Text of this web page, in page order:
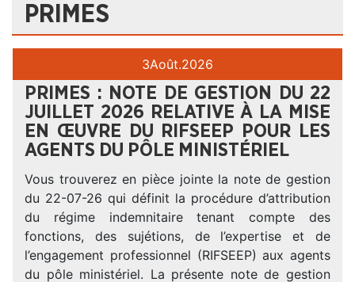
PRIMES
3Août.2026
PRIMES : NOTE DE GESTION DU 22
JUILLET 2026 RELATIVE À LA MISE
EN ŒUVRE DU RIFSEEP POUR LES
AGENTS DU PÔLE MINISTÉRIEL
Vous trouverez en pièce jointe la note de gestion
du 22-07-26 qui définit la procédure d’attribution
du régime indemnitaire tenant compte des
fonctions, des sujétions, de l’expertise et de
l’engagement professionnel (RIFSEEP) aux agents
du pôle ministériel. La présente note de gestion